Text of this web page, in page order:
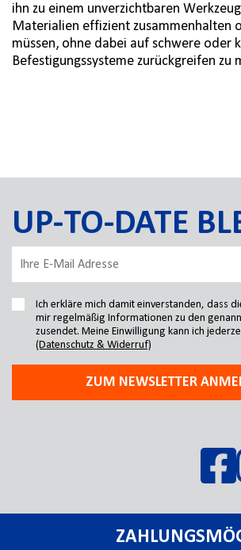
ihn zu einem unverzichtbaren
Materialien effizient zusammenhalten
müssen, ohne dabei auf schwere oder
Befestigungssysteme zurückgreifen zu
UP-TO-DATE
Ich erkläre mich damit einverstanden, dass
mir regelmäßig Informationen zu den
zusendet. Meine Einwilligung kann ich
(Datenschutz & Widerruf)
ZUM NEWSLETTER